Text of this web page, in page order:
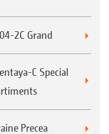
2C Grand
C Special
Precea